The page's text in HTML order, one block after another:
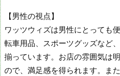
【男性の視点】
ワッツウィズは男性にとっても
転車用品、スポーツグッズなど
揃っています。お店の雰囲気は
ので、満足感を得られます。ま